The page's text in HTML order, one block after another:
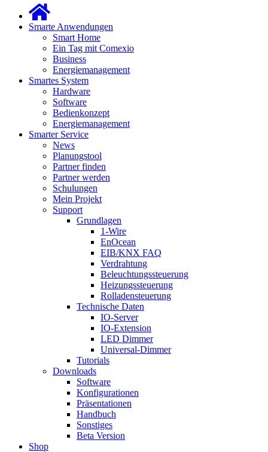
Smarte Anwendungen
Smart Home
Ein Tag mit Comexio
Business
Energiemanagement
Smartes System
Hardware
Software
Bedienkonzept
Energiemanagement
Smarter Service
News
Planungstool
Partner finden
Partner werden
Schulungen
Mein Projekt
Support
Grundlagen
1-Wire
EnOcean
EIB/KNX FAQ
Verdrahtung
Beleuchtungssteuerung
Heizungssteuerung
Rolladensteuerung
Technische Daten
IO-Server
IO-Extension
LED Dimmer
Universal-Dimmer
Tutorials
Downloads
Software
Konfigurationen
Präsentationen
Handbuch
Sonstiges
Beta Version
Shop